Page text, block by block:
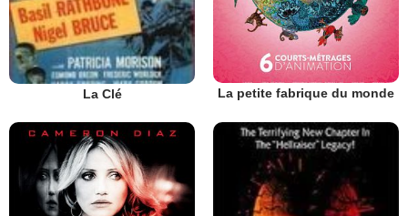
La Clé La petite fabrique du monde